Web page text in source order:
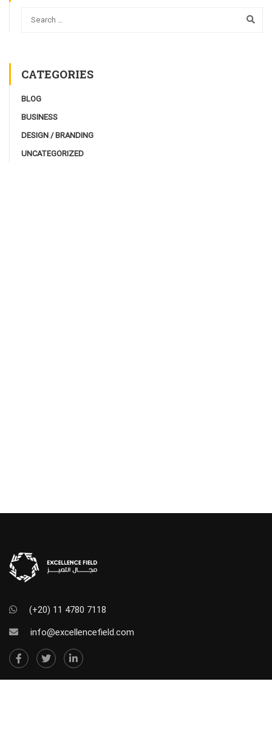
CATEGORIES
BLOG
BUSINESS
DESIGN / BRANDING
UNCATEGORIZED
(+20) 11 4780 7118
info@excellencefield.com